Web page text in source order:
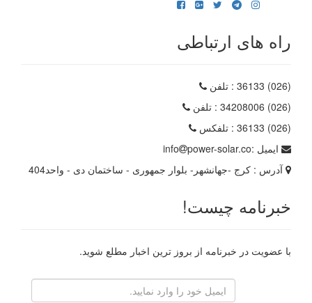
راه های ارتباطی
(026) 36133
: تلفن
(026) 34208006
: تلفن
(026) 36133
: تلفکس
ایمیل :
info
power-solar.co
آدرس : کرج -جهانشهر- بلوار جمهوری - ساختمان دی - واحد404
خبرنامه چیست!
با عضویت در خبرنامه از بروز ترین اخبار مطلع شوید.